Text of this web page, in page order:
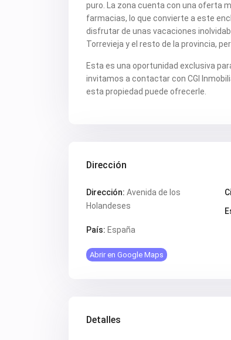
puro. La zona cuenta con una oferta
farmacias, lo que convierte a este
disfrutar de unas vacaciones
Torrevieja y el resto de la provincia,
Esta es una oportunidad exclusiva
invitamos a contactar con CGI
esta propiedad puede ofrecerle.
Dirección
Dirección: Avenida de los
Holandeses
País: España
Abrir en Google Maps
Detalles